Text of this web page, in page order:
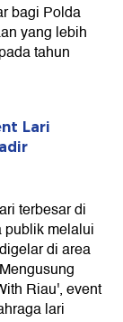
bagi Polda
yang lebih
tahun
Lari
terbesar di
publik melalui
di area
Riau', event
lari